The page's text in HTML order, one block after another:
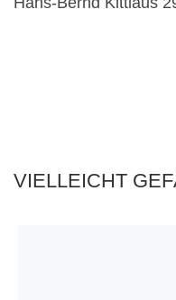
VIELLEICHT